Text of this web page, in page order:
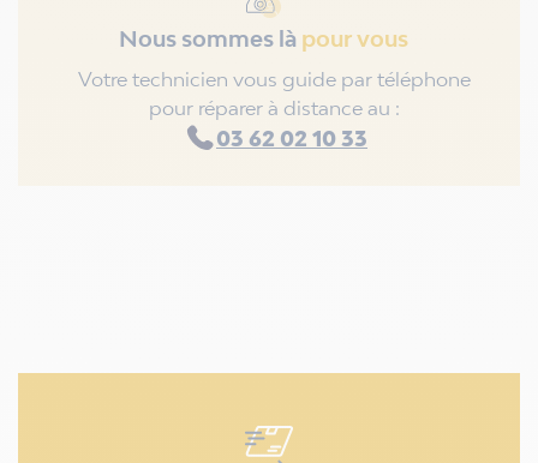
Nous sommes là pour vous
Votre technicien vous guide par téléphone
pour réparer à distance au :
03 62 02 10 33